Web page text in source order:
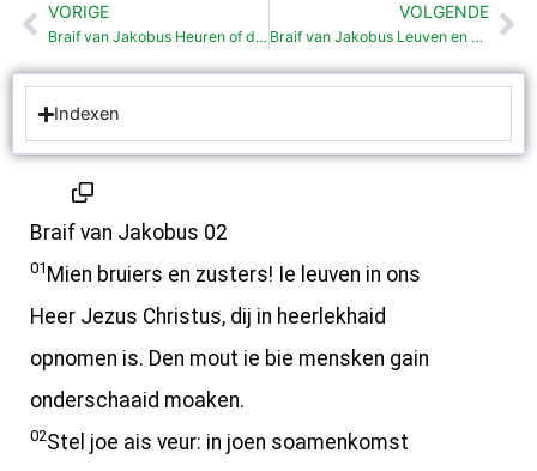
Vorige
VORIGE
Braif van Jakobus Heuren of doun (1:19-27)
VOLGENDE
Braif van Jakobus Leuven en doun (2:14-26)
Indexen
Braif van Jakobus 02
01 Mien bruiers en zusters! Ie leuven in ons
Heer Jezus Christus, dij in heerlekhaid
opnomen is. Den mout ie bie mensken gain
onderschaaid moaken.
02Stel joe ais veur: in joen soamenkomst